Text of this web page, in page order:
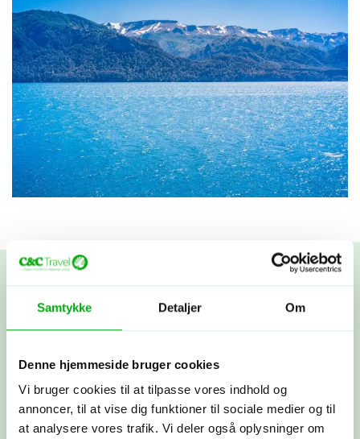
Samtykke Detaljer Om
Denne hjemmeside bruger cookies
Vi bruger cookies til at tilpasse vores indhold og
annoncer, til at vise dig funktioner til sociale medier og til
at analysere vores trafik. Vi deler også oplysninger om
Skræddersy din egen
rejse
Fortæl os om dine rejsedrømme! Vi lytter, spørger ind og
deler vores viden og erfaringer. Bagefter får du et